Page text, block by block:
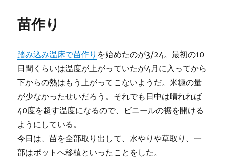
に
苗作り
踏み込み温床で苗作り を始めたのが3/24。最初の10
日間くらいは温度が上がっていたが4月に入ってから
下からの熱はもう上がってこないようだ。米糠の量
が少なかったせいだろう。それでも日中は晴れれば
40度を超す温度になるので、ビニールの裾を開ける
ようにしている。
今日は、苗を全部取り出して、水やりや草取り、一
部はポットへ移植といったことをした。